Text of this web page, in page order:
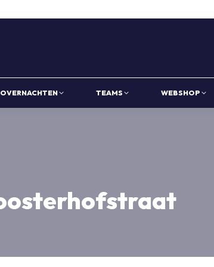
OVERNACHTEN TEAMS WEBSHOP